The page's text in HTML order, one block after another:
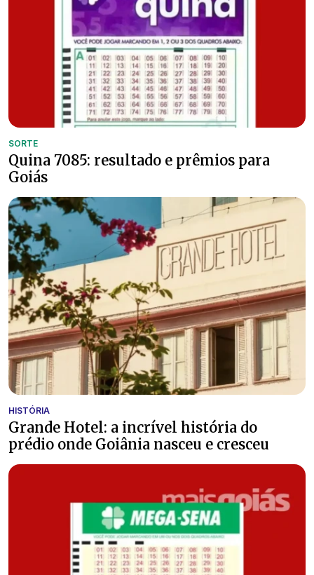
SORTE
Quina 7085: resultado e prêmios para
Goiás
HISTÓRIA
Grande Hotel: a incrível história do
prédio onde Goiânia nasceu e cresceu